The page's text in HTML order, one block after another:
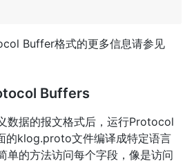
Buffer格式的更多信息请参见
Buffers
数据的报文格式后，运行Protocol
的klog.proto文件编译成特定语言
单的方法访问每个字段，像是访问